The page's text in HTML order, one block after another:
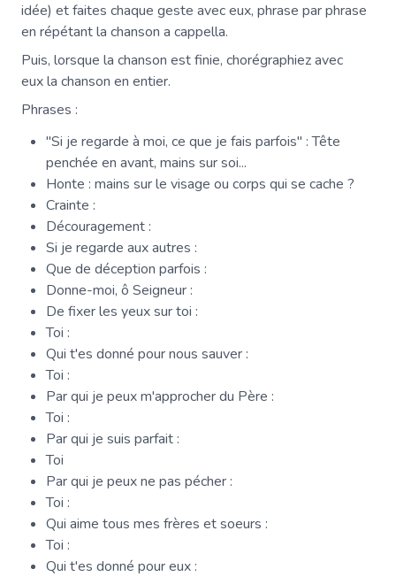
idée) et faites chaque geste avec eux, phrase par phrase
en répétant la chanson a cappella.
Puis, lorsque la chanson est finie, chorégraphiez avec
eux la chanson en entier.
Phrases :
"Si je regarde à moi, ce que je fais parfois" : Tête
penchée en avant, mains sur soi...
Honte : mains sur le visage ou corps qui se cache ?
Crainte :
Découragement :
Si je regarde aux autres :
Que de déception parfois :
Donne-moi, ô Seigneur :
De fixer les yeux sur toi :
Toi :
Qui t'es donné pour nous sauver :
Toi :
Par qui je peux m'approcher du Père :
Toi :
Par qui je suis parfait :
Toi
Par qui je peux ne pas pécher :
Toi :
Qui aime tous mes frères et soeurs :
Toi :
Qui t'es donné pour eux :